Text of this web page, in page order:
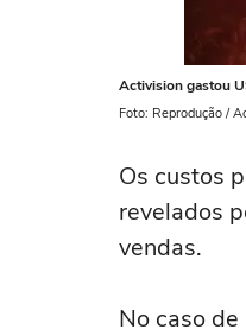
Activision gastou
Foto: Reprodução /
Os custos
revelados
vendas.
No caso